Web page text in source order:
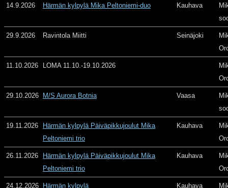
14.9.2026 Härmän kylpylä Mika Peltoniemi-duo Kauhava
29.9.2026 Ravintola Miitti Seinäjoki
11.10.2026 LOMA 11.10.-19.10.2026
29.10.2026 M/S Aurora Botnia Vaasa
19.11.2026
Härmän kylpylä Päiväpikkujoulut Mika
Peltoniemi trio
Kauhava
26.11.2026
Härmän kylpylä Päiväpikkujoulut Mika
Peltoniemi trio
Kauhava
24.12.2026 Härmän kylpylä Kauhava